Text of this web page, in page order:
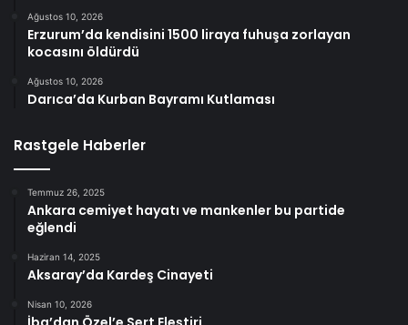
Ağustos 10, 2026
Erzurum’da kendisini 1500 liraya fuhuşa zorlayan
kocasını öldürdü
Ağustos 10, 2026
Darıca’da Kurban Bayramı Kutlaması
Rastgele Haberler
Temmuz 26, 2025
Ankara cemiyet hayatı ve mankenler bu partide
eğlendi
Haziran 14, 2025
Aksaray’da Kardeş Cinayeti
Nisan 10, 2026